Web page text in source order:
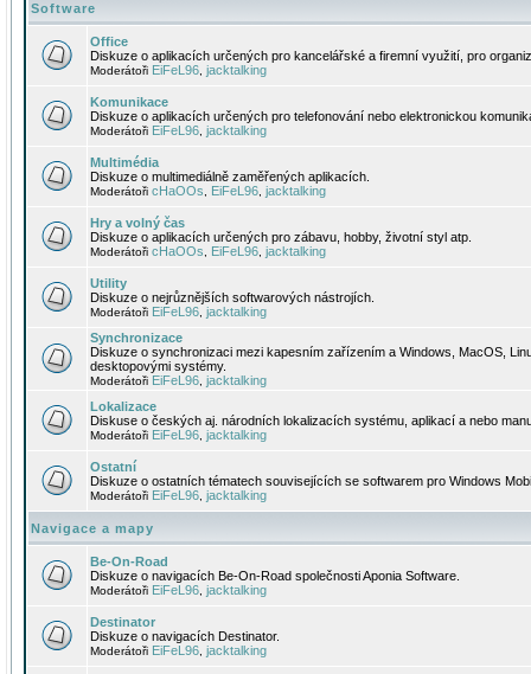
Software
Office
Diskuze o aplikacích určených pro kancelářské a firemní využití, pro
Moderátoři EiFeL96 jacktalking
Komunikace
Diskuze o aplikacích určených pro telefonování nebo elektronickou
Moderátoři EiFeL96 jacktalking
Multimédia
Diskuze o multimediálně zaměřených aplikacích.
Moderátoři cHaOOs EiFeL96 jacktalking
Hry a volný čas
Diskuze o aplikacích určených pro zábavu, hobby, životní styl atp.
Moderátoři cHaOOs EiFeL96 jacktalking
Utility
Diskuze o nejrůznějších softwarových nástrojích.
Moderátoři EiFeL96 jacktalking
Synchronizace
Diskuze o synchronizaci mezi kapesním zařízením a Windows, MacOS,
desktopovými systémy.
Moderátoři EiFeL96 jacktalking
Lokalizace
Diskuse o českých aj. národních lokalizacích systému, aplikací a nebo
Moderátoři EiFeL96 jacktalking
Ostatní
Diskuze o ostatních tématech souvisejících se softwarem pro Windows
Moderátoři EiFeL96 jacktalking
Navigace a mapy
Be-On-Road
Diskuze o navigacích Be-On-Road společnosti Aponia Software.
Moderátoři EiFeL96 jacktalking
Destinator
Diskuze o navigacích Destinator.
Moderátoři EiFeL96 jacktalking